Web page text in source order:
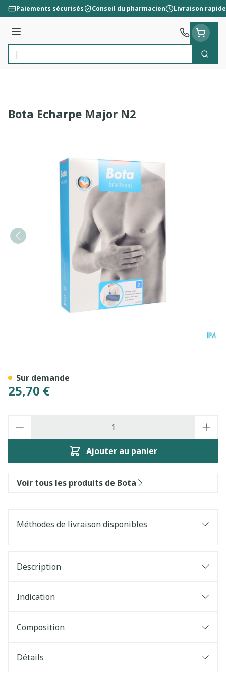
Aller au contenu
Paiements sécurisés Conseil du pharmacien Livraison rapide
Menu
Rechercher
Bota Echarpe Major N2
25,70 €
Ajouter au panier
Sur demande
Voir tous les produits de Bota
Méthodes de livraison disponibles
Description
Indication
Composition
Détails